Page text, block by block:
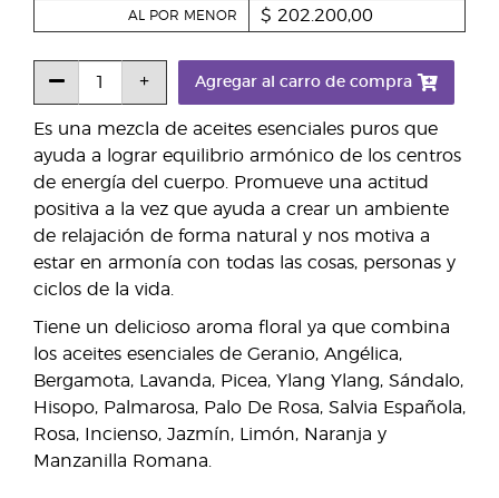
Es una mezcla de aceites esenciales puros que
ayuda a lograr equilibrio armónico de los centros
de energía del cuerpo. Promueve una actitud
positiva a la vez que ayuda a crear un ambiente
de relajación de forma natural y nos motiva a
estar en armonía con todas las cosas, personas y
ciclos de la vida.
Tiene un delicioso aroma floral ya que combina
los aceites esenciales de Geranio, Angélica,
Bergamota, Lavanda, Picea, Ylang Ylang, Sándalo,
Hisopo, Palmarosa, Palo De Rosa, Salvia Española,
Rosa, Incienso, Jazmín, Limón, Naranja y
Manzanilla Romana.
AL POR MENOR $ 202.200,00
Agregar al carro de compra